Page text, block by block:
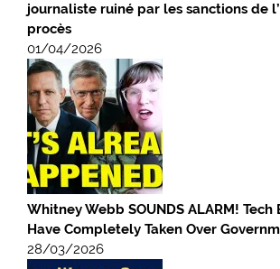
journaliste ruiné par les sanctions de
procès
01/04/2026
Whitney Webb SOUNDS ALARM!
Have Completely Taken Over
28/03/2026